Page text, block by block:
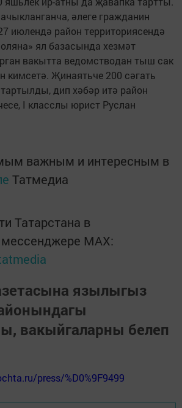
әлеге гражданин
июлендә район территориясендә
ял базасында хезмәт
вакытта ведомстводан тыш сак
кимсетә. Җинаятьче 200 сәгать
дип хәбәр итә район
I класслы юрист Руслан
важным и интересным в
Татмедиа
Татарстана в
MАХ:
язылыгыз
вакыйгаларны белеп
press/%D0%9F9499